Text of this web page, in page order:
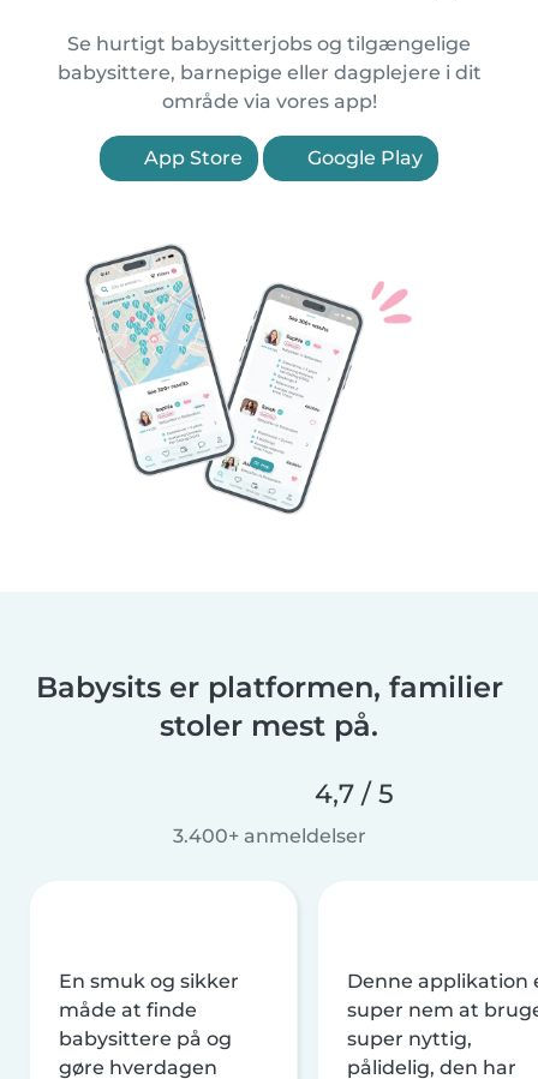
Se hurtigt babysitterjobs og tilgængelige
babysittere, barnepige eller dagplejere i dit
område via vores app!
App Store Google Play
Babysits er platformen, familier
stoler mest på.
4,7 / 5
3.400+ anmeldelser
En smuk og sikker
måde at finde
babysittere på og
gøre hverdagen
Denne applikation
super nem at
super nyttig,
pålidelig, den har